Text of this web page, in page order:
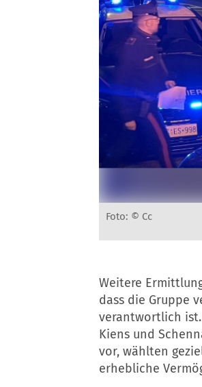
Foto: © Cc
Weitere
dass die Gruppe
verantwortlich
Kiens und
vor, wählten
erhebliche